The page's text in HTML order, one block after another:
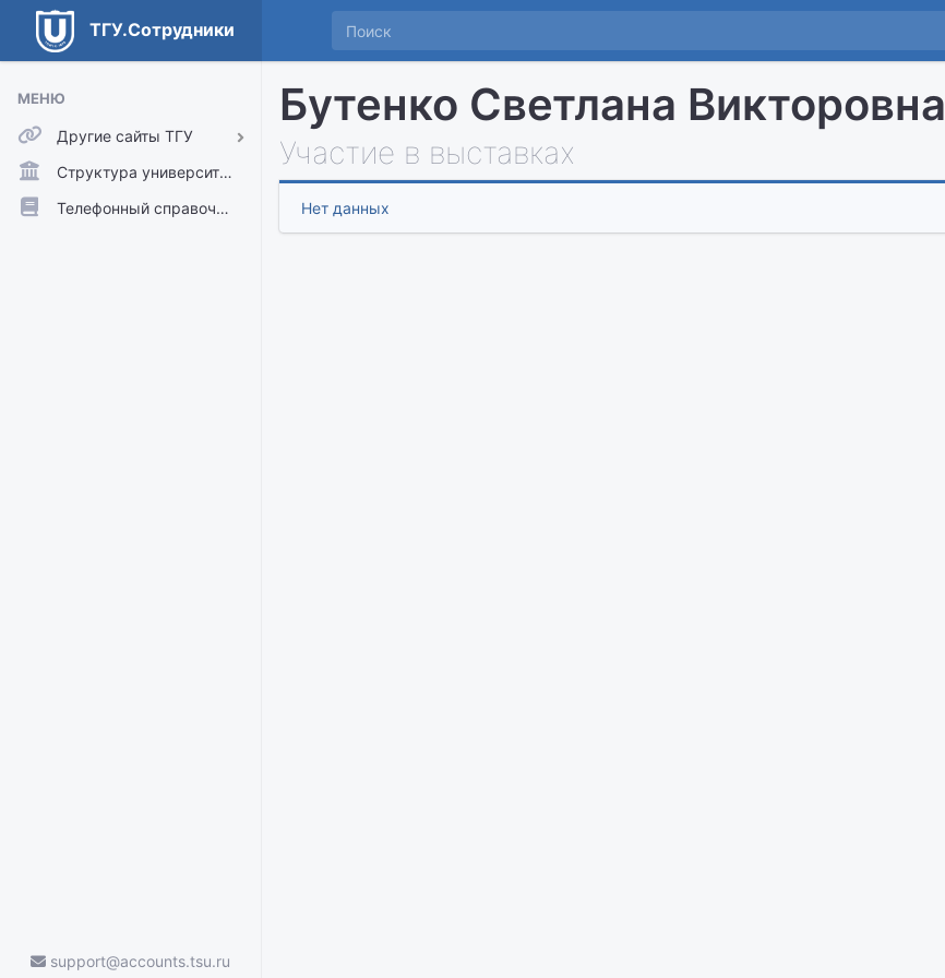
ТГУ.Сотрудники
МЕНЮ
Другие сайты ТГУ
ТГУ.Аккаунты
ТГУ.Расписание
Структура университета
Телефонный справочник
support@accounts.tsu.ru
Бутенко Светлана Викторовна
Участие в выставках
Нет данных